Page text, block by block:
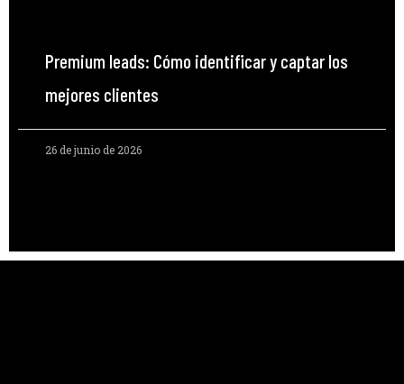
Premium leads: Cómo identificar y captar los
mejores clientes
26 de junio de 2026